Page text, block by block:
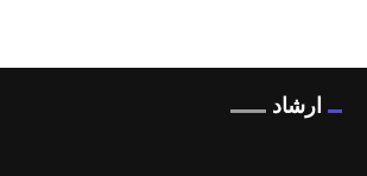
ارشاد